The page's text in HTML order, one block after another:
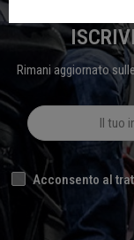
Rimani aggiornato
Acconsento al